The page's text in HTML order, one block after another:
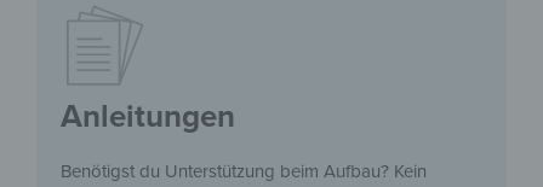
Anleitungen
Benötigst du Unterstützung beim Aufbau? Kein